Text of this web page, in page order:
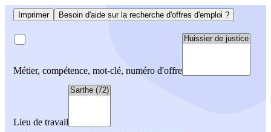
Imprimer Besoin d'aide sur la recherche d'offres d'emploi ?
Métier, compétence, mot-clé, numéro d'offre
Lieu de travail